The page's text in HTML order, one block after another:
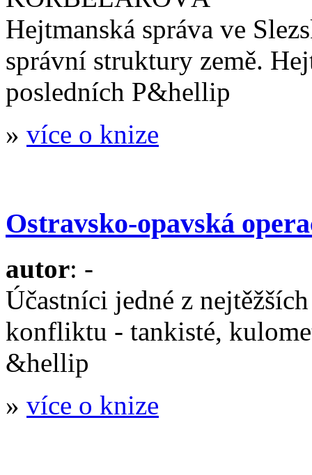
Hejtmanská správa ve
správní struktury země.
posledních P&hellip
» více o knize
Ostravsko-opavská
autor: -
Účastníci jedné z
konfliktu - tankisté,
&hellip
» více o knize